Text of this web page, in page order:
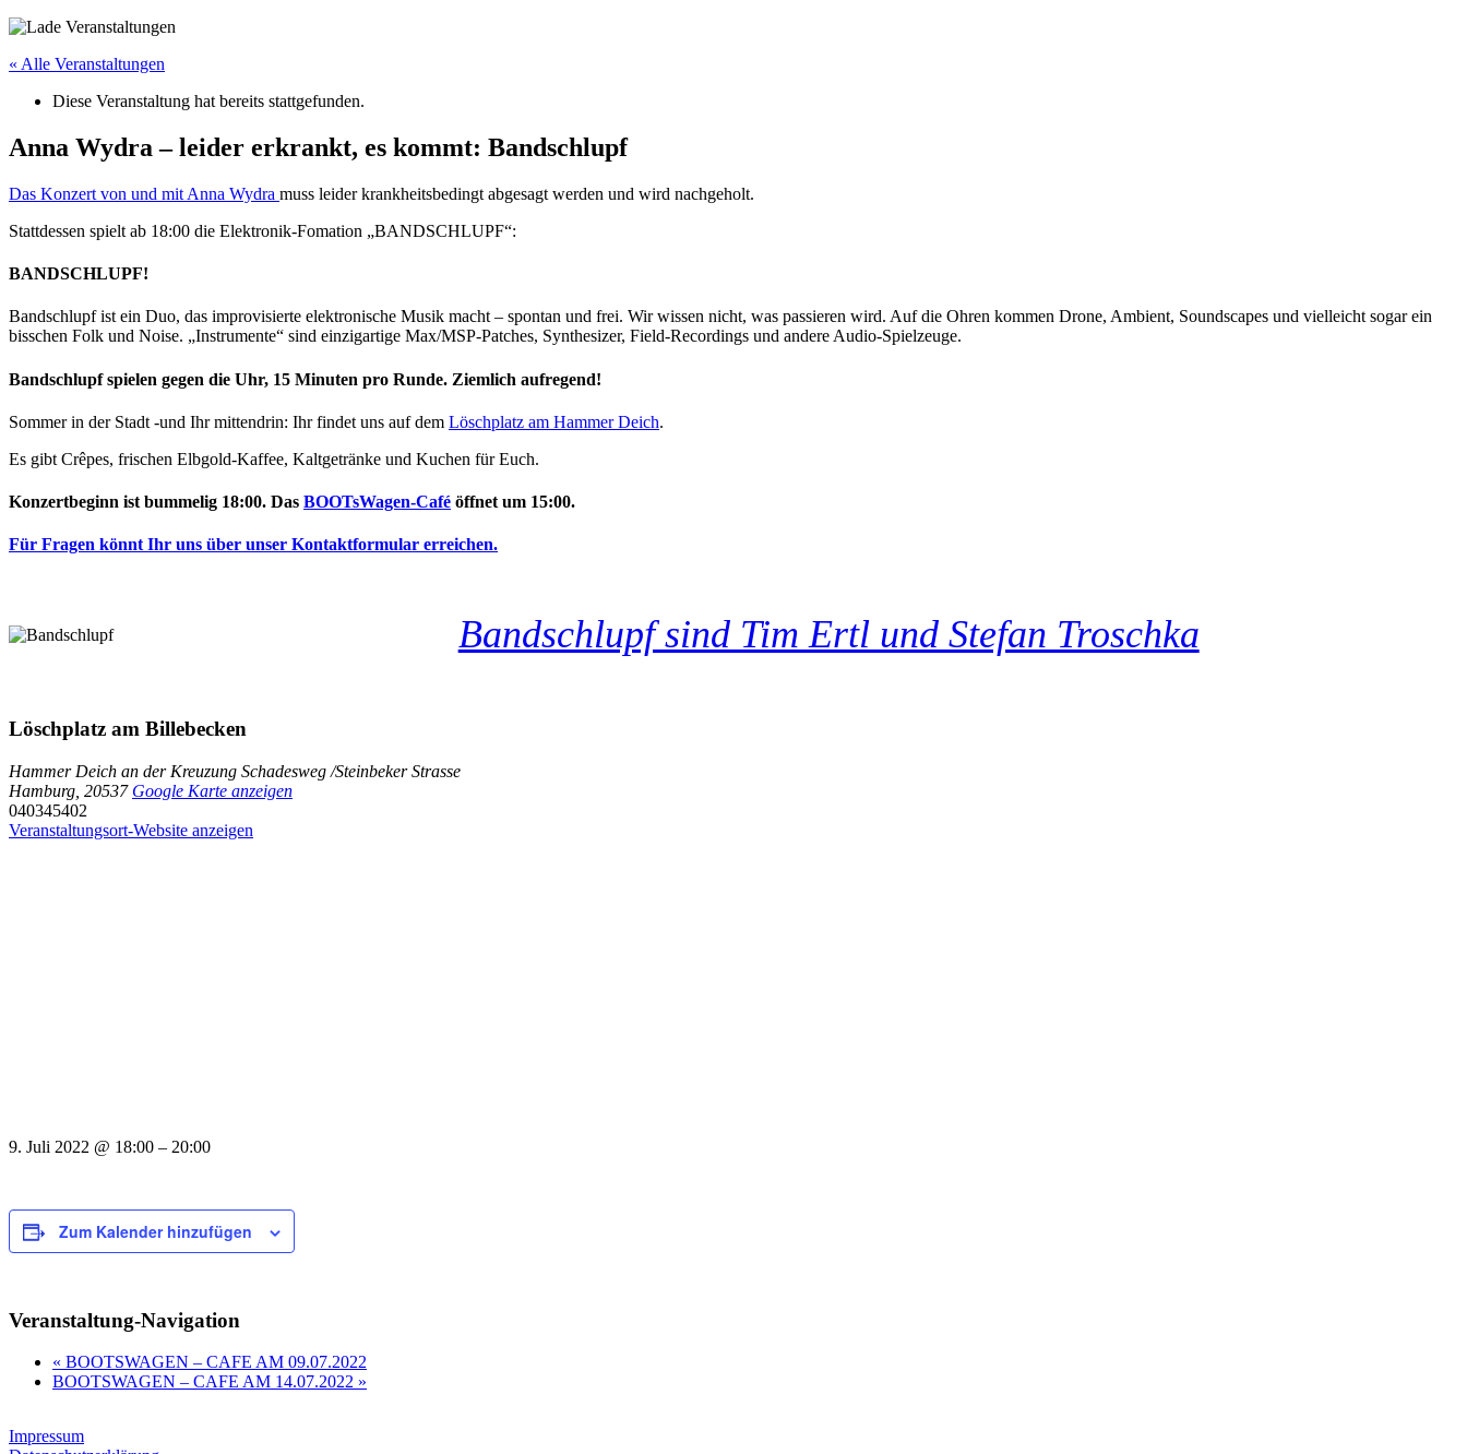
« Alle Veranstaltungen
Diese Veranstaltung hat bereits stattgefunden.
Anna Wydra – leider erkrankt, es kommt: Bandschlupf
Das Konzert von und mit Anna Wydra muss leider krankheitsbedingt abgesagt werden und wird nachgeholt.
Stattdessen spielt ab 18:00 die Elektronik-Fomation „BANDSCHLUPF“:
BANDSCHLUPF!
Bandschlupf ist ein Duo, das improvisierte elektronische Musik macht – spontan und frei. Wir wissen nicht, was passieren wird. Auf die Ohren kommen Drone, Ambient, Soundscapes und vielleicht sogar ein
bisschen Folk und Noise. „Instrumente“ sind einzigartige Max/MSP-Patches, Synthesizer, Field-Recordings und andere Audio-Spielzeuge.
Bandschlupf spielen gegen die Uhr, 15 Minuten pro Runde. Ziemlich aufregend!
Sommer in der Stadt -und Ihr mittendrin: Ihr findet uns auf dem Löschplatz am Hammer Deich.
Es gibt Crêpes, frischen Elbgold-Kaffee, Kaltgetränke und Kuchen für Euch.
Konzertbeginn ist bummelig 18:00. Das BOOTsWagen-Café öffnet um 15:00.
Für Fragen könnt Ihr uns über unser Kontaktformular erreichen.
Bandschlupf sind Tim Ertl und Stefan Troschka
Löschplatz am Billebecken
Hammer Deich an der Kreuzung Schadesweg /Steinbeker Strasse
Hamburg 20537 Google Karte anzeigen
040345402
Veranstaltungsort-Website anzeigen
9. Juli 2022 @ 18:00 – 20:00
Zum Kalender hinzufügen
Veranstaltung-Navigation
« BOOTSWAGEN – CAFE AM 09.07.2022
BOOTSWAGEN – CAFE AM 14.07.2022 »
Impressum